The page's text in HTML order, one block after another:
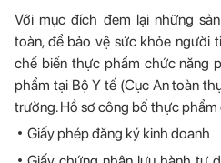
Với mục đích đem lại những
toàn, để bảo vệ sức khỏe người
chế biến thực phẩm chức năng
phẩm tại Bộ Y tế (Cục An toàn
trường. Hồ sơ công bố thực
Giấy phép đăng ký kinh doanh